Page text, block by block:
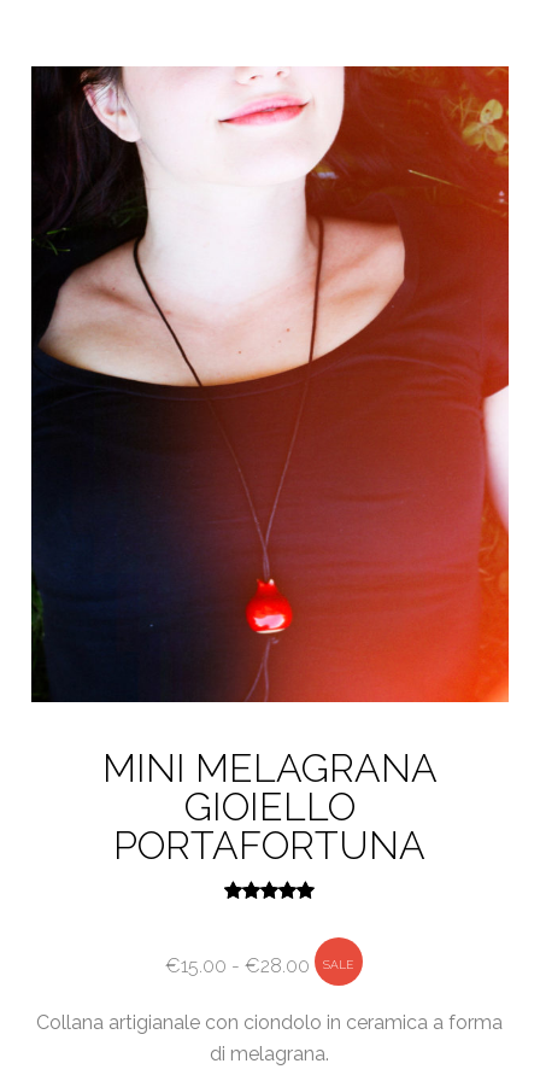
MINI MELAGRANA
GIOIELLO
PORTAFORTUNA
€15.00 - €28.00 Fascia
prezzo:
da
SALE
Collana artigianale con ciondolo in ceramica a forma
di melagrana.